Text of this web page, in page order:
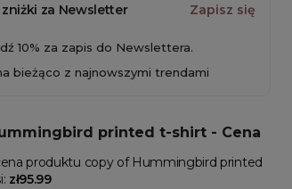
zniżki za Newsletter Zapisz się
10% za zapis do Newslettera.
bieżąco z najnowszymi trendami
printed t-shirt - Cena
produktu copy of Hummingbird printed
zł95.99